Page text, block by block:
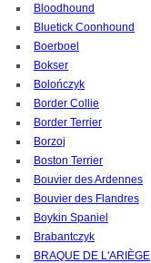
Bloodhound
Bluetick Coonhound
Boerboel
Bokser
Bolończyk
Border Collie
Border Terrier
Borzoj
Boston Terrier
Bouvier des Ardennes
Bouvier des Flandres
Boykin Spaniel
Brabantczyk
BRAQUE DE L'ARIÈGE